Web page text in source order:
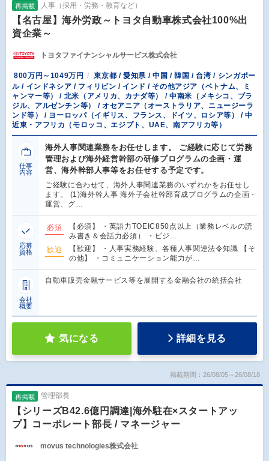
再掲載 人事（採用・労務・教育など）
【名古屋】海外労政～トヨタ自動車株式会社100%出
資企業～
トヨタファイナンシャルサービス株式会社
800万円～1049万円
東京都 / 愛知県 / 中国 / 韓国 / 台湾 / シンガポー
ル / インドネシア / フィリピン / インド / その他アジア（ベトナム、ミ
ャンマー等） / 北米（アメリカ、カナダ等） / 中南米（メキシコ、ブラ
ジル、アルゼンチン等） / オセアニア（オーストラリア、ニュージーラ
ンド等） / ヨーロッパ（イギリス、フランス、ドイツ、ロシア等） / 中
近東・アフリカ（モロッコ、エジプト、UAE、南アフリカ等）
仕事
内容
海外人事関連業務をお任せします。 ご経験に応じて労務
管理および海外経営幹部の研修プログラムの企画・運
営、海外幹部人事等をお任せする予定です。
ご経験に合わせて、海外人事関連業務のいずれかをお任せし
ます。 (1)海外幹人事 海外子会社幹部育成プログラムの企画・
運営、グ…
応募
資格
必須
【必須】 ・英語力TOEIC850点以上（業務レベルの読
み書き＆会話力必須） ・ビジ…
歓迎
【歓迎】 ・人事実務経験、各種人事関連法令知識 【そ
の他】 ・コミュニケーション能力が…
会社
概要
自動車販売金融サービス等を展開する金融会社の統括会社
気になる 詳細を見る
掲載期間：26/08/05～26/08/18
再掲載 管理部長
【シリーズB42.6億円調達|海外駐在×スタートアッ
プ】コーポレート部長 / マネージャー
movus technologies株式会社